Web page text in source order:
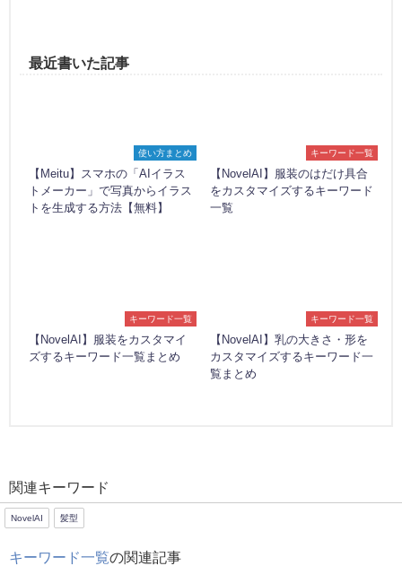
最近書いた記事
使い方まとめ
【Meitu】スマホの「AIイラス
トメーカー」で写真からイラス
トを生成する方法【無料】
キーワード一覧
【NovelAI】服装のはだけ具合
をカスタマイズするキーワード
一覧
キーワード一覧
【NovelAI】服装をカスタマイ
ズするキーワード一覧まとめ
キーワード一覧
【NovelAI】乳の大きさ・形を
カスタマイズするキーワード一
覧まとめ
関連キーワード
NovelAI 髪型
キーワード一覧の関連記事